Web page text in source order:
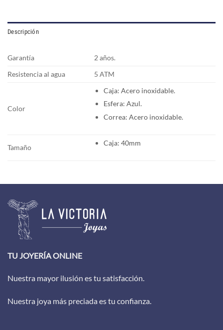
Descripción
Garantía
2 años.
Resistencia al agua
5 ATM
Color
Caja: Acero inoxidable.
Esfera: Azul.
Correa: Acero inoxidable.
Tamaño
Caja: 40mm
TU JOYERÍA ONLINE
Nuestra mayor ilusión es tu satisfacción.
Nuestra joya más preciada es tu confianza.